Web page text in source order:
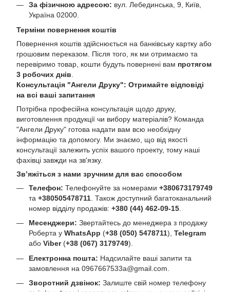
За фізичною адресою: вул. Лебединська, 9, Київ,
Україна 02000.
Терміни повернення коштів
Повернення коштів здійснюється на банківську картку або
грошовим переказом. Після того, як ми отримаємо та
перевіримо товар, кошти будуть повернені вам протягом
3 робочих днів
Консультація "Ангели Друку": Отримайте відповіді
на всі ваші запитання
Потрібна професійна консультація щодо друку,
виготовлення продукції чи вибору матеріалів? Команда
"Ангели Друку" готова надати вам всю необхідну
інформацію та допомогу. Ми знаємо, що від якості
консультації залежить успіх вашого проекту, тому наші
фахівці завжди на зв'язку.
Зв’яжіться з нами зручним для вас способом
Телефон: Телефонуйте за номерами +380673179749
та +380505478711 . Також доступний багатоканальний
номер відділу продажів: +380 (44) 462-09-15
Месенджери: Звертайтесь до менеджера з продажу
Роберта у WhatsApp (+38 (050) 5478711), Telegram
або Viber(+38 (067) 3179749).
Електронна пошта: Надсилайте ваші запити та
замовлення на 0967667533a@gmail.com
Зворотний дзвінок: Залиште свій номер телефону